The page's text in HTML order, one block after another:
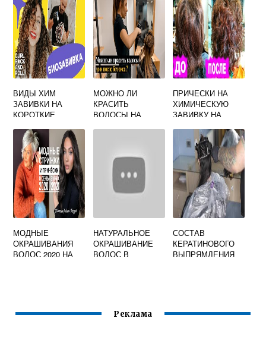
ВИДЫ ХИМ
ЗАВИВКИ НА
КОРОТКИЕ
МОЖНО ЛИ
КРАСИТЬ
ВОЛОСЫ НА
ПРИЧЕСКИ НА
ХИМИЧЕСКУЮ
ЗАВИВКУ НА
ВОЛОСЫ
МОДНЫЕ
ОКРАШИВАНИЯ
ВОЛОС 2020 НА
НАТУРАЛЬНОЕ
ОКРАШИВАНИЕ
ВОЛОС В
СОСТАВ
КЕРАТИНОВОГО
ВЫПРЯМЛЕНИЯ
Реклама